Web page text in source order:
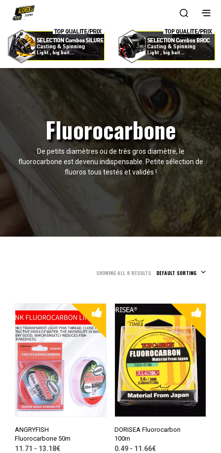
Fluorocarbone
De petits diamètres ou de très gros diamètre, le
fluorocarbone est devenu indispensable. Petite sélection de
fluoros tous testés et validés !
DEFAULT SORTING
SHOWING ALL 8 RESULTS
ANGRYFISH
Fluorocarbone 50m
11.71 - 13.18€
DORISEA Fluorocarbon
100m
0.49 - 11.66€